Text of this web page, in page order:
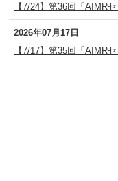
【7/24】第36回「AIMR
2026年07月17日
【7/17】第35回「AIMR